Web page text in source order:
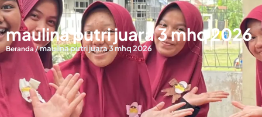
maulina putri juara 3 mhq 2026
Beranda/maulina putri juara 3 mhq 2026